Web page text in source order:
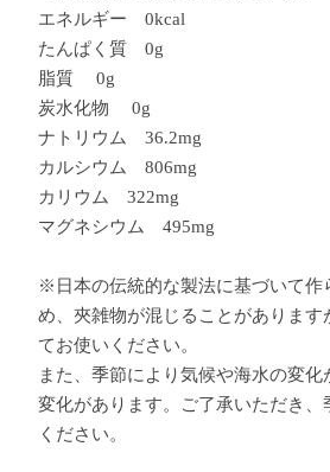
エネルギー 0kcal
たんぱく質 0g
脂質 0g
炭水化物 0g
ナトリウム 36.2mg
カルシウム 806mg
カリウム 322mg
マグネシウム 495mg
※日本の伝統的な製法に基づいて作
め、夾雑物が混じることがありま
てお使いください。
また、季節により気候や海水の変
変化があります。ご了承いただき
ください。